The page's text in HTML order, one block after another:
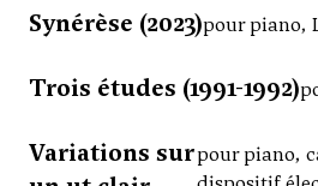
Synérèse (2023)pour piano,
Trois études (1991-1992)
Variations surpour piano,